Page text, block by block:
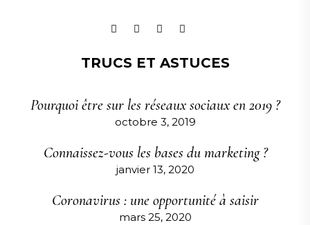
TRUCS ET ASTUCES
Pourquoi être sur les réseaux sociaux en 2019 ?
octobre 3, 2019
Connaissez-vous les bases du marketing ?
janvier 13, 2020
Coronavirus : une opportunité à saisir
mars 25, 2020